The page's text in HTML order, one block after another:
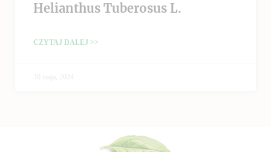
Helianthus Tuberosus L.
CZYTAJ DALEJ >>
30 maja, 2024